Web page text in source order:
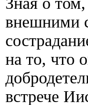
внешними
на то, что
встрече